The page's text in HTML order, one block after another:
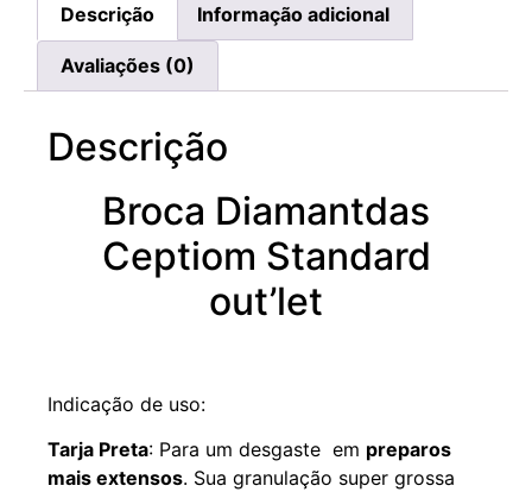
Descrição Informação adicional
Avaliações (0)
Descrição
Broca Diamantdas
Ceptiom Standard
out’let
Indicação de uso:
Tarja Preta: Para um desgaste em preparos
mais extensos. Sua granulação super grossa